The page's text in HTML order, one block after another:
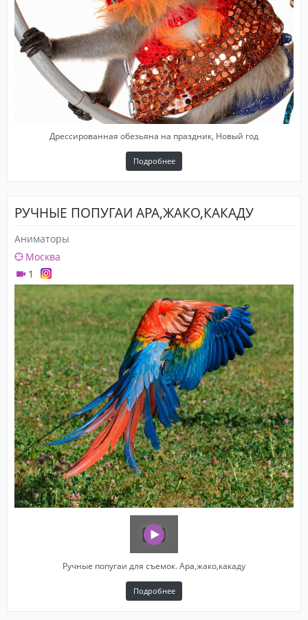
Дрессированная обезьяна на праздник, Новый год
Подробнее
РУЧНЫЕ ПОПУГАИ АРА,ЖАКО,КАКАДУ
Аниматоры
Москва
1
Ручные попугаи для съемок. Ара,жако,какаду
Подробнее